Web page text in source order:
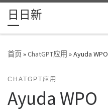
Skip to content
日日新
首页»ChatGPT应用 »Ayuda WPO
CHATGPT应用
Ayuda WPO